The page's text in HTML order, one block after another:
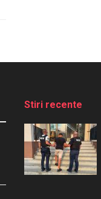
Stiri recente